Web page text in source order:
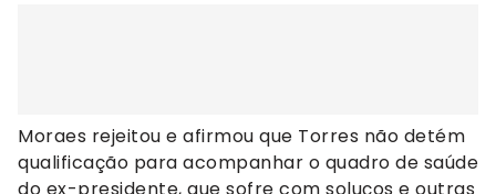
Moraes rejeitou e afirmou que Torres não detém
qualificação para acompanhar o quadro de saúde